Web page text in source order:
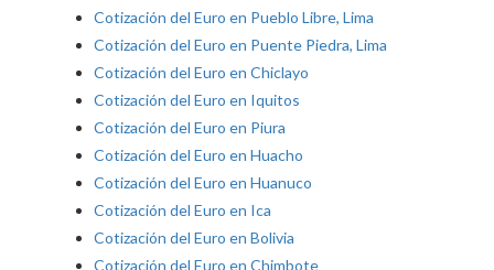
Cotización del Euro en Pueblo Libre, Lima
Cotización del Euro en Puente Piedra, Lima
Cotización del Euro en Chiclayo
Cotización del Euro en Iquitos
Cotización del Euro en Piura
Cotización del Euro en Huacho
Cotización del Euro en Huanuco
Cotización del Euro en Ica
Cotización del Euro en Bolivia
Cotización del Euro en Chimbote